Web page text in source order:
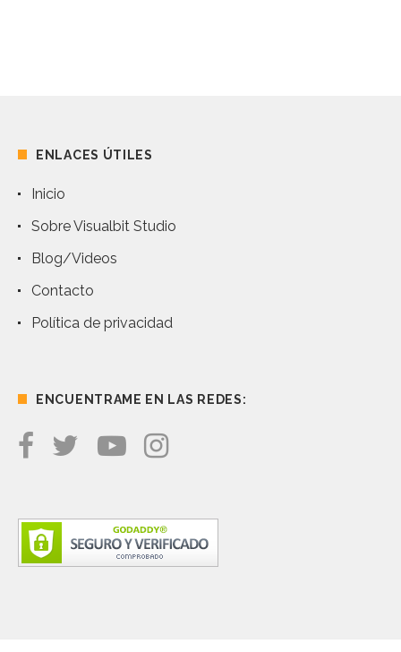
ENLACES ÚTILES
Inicio
Sobre Visualbit Studio
Blog/Videos
Contacto
Política de privacidad
ENCUENTRAME EN LAS REDES: